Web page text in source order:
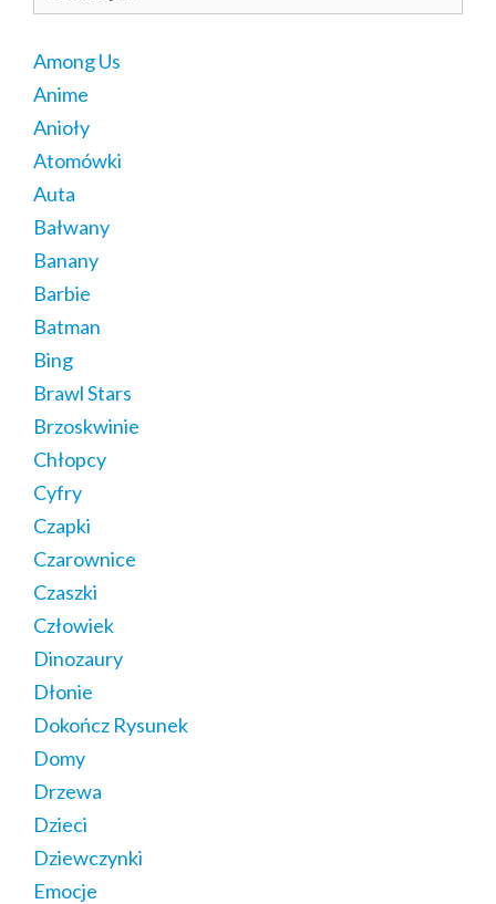
Among Us
Anime
Anioły
Atomówki
Auta
Bałwany
Banany
Barbie
Batman
Bing
Brawl Stars
Brzoskwinie
Chłopcy
Cyfry
Czapki
Czarownice
Czaszki
Człowiek
Dinozaury
Dłonie
Dokończ Rysunek
Domy
Drzewa
Dzieci
Dziewczynki
Emocje